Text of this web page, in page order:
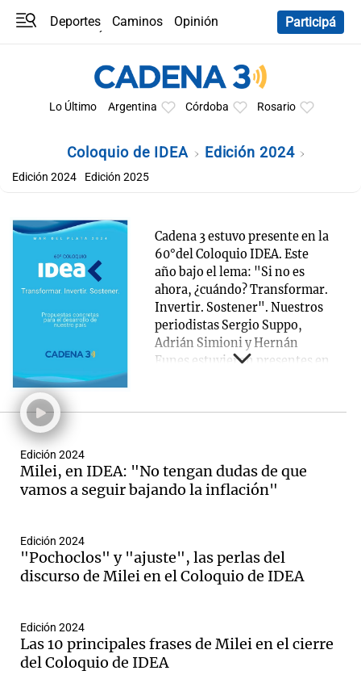
Deportes Caminos
Opinión
Participá
Lo Último Argentina Córdoba Rosario
Coloquio de IDEA Edición 2024
Edición 2024 Edición 2025
Cadena 3 estuvo presente en la
60°del Coloquio IDEA. Este
año bajo el lema: "Si no es
ahora, ¿cuándo? Transformar.
Invertir. Sostener". Nuestros
periodistas Sergio Suppo,
Adrián Simioni y Hernán
Funes estuvieron presentes en
referentes de la industria.
especial como conductora del
evento.
Edición 2024
Milei, en IDEA: "No tengan dudas de que
vamos a seguir bajando la inflación"
Edición 2024
"Pochoclos" y "ajuste", las perlas del
discurso de Milei en el Coloquio de IDEA
Edición 2024
Las 10 principales frases de Milei en el cierre
del Coloquio de IDEA